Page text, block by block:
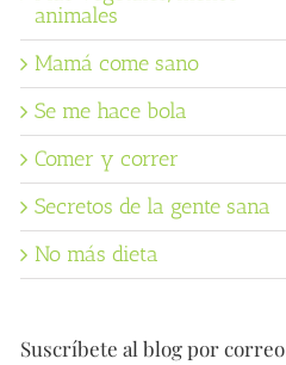
Vegetarianismo (artículo
para la revista 5W)
13/07/2026
animales
Mamá come sano
Se me hace bola
Comer y correr
Secretos de la gente sana
No más dieta
Suscríbete al blog por correo